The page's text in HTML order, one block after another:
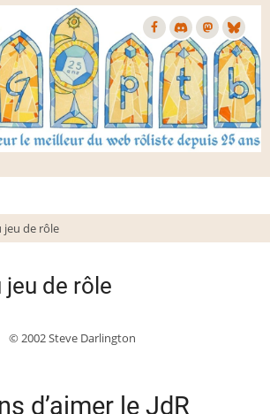
jeu de rôle
jeu de rôle
© 2002 Steve Darlington
d’aimer le JdR